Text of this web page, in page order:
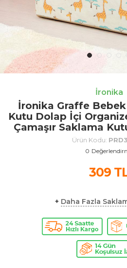
İronika
İronika Graffe Bebek
Kutu Dolap İçi
Çamaşır Saklama
Ürün Kodu:
0
309
+ Daha Fazla